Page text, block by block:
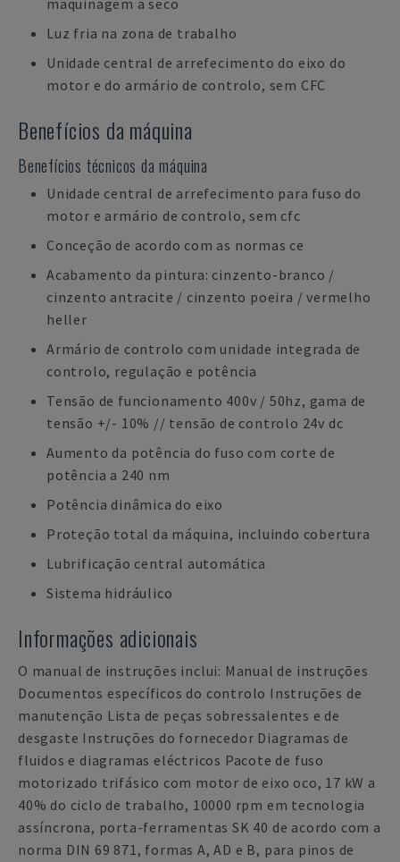
maquinagem a seco
Luz fria na zona de trabalho
Unidade central de arrefecimento do eixo do
motor e do armário de controlo, sem CFC
Benefícios da máquina
Benefícios técnicos da máquina
Unidade central de arrefecimento para fuso do
motor e armário de controlo, sem cfc
Conceção de acordo com as normas ce
Acabamento da pintura: cinzento-branco /
cinzento antracite / cinzento poeira / vermelho
heller
Armário de controlo com unidade integrada de
controlo, regulação e potência
Tensão de funcionamento 400v / 50hz, gama de
tensão +/- 10% // tensão de controlo 24v dc
Aumento da potência do fuso com corte de
potência a 240 nm
Potência dinâmica do eixo
Proteção total da máquina, incluindo cobertura
Lubrificação central automática
Sistema hidráulico
Informações adicionais
O manual de instruções inclui: Manual de instruções
Documentos específicos do controlo Instruções de
manutenção Lista de peças sobressalentes e de
desgaste Instruções do fornecedor Diagramas de
fluidos e diagramas eléctricos Pacote de fuso
motorizado trifásico com motor de eixo oco, 17 kW a
40% do ciclo de trabalho, 10000 rpm em tecnologia
assíncrona, porta-ferramentas SK 40 de acordo com a
norma DIN 69 871, formas A, AD e B, para pinos de